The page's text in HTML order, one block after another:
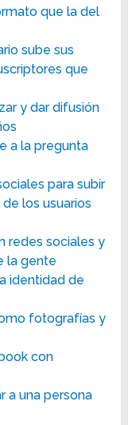
que la del
sube sus
que
y dar difusión
a la pregunta
para subir
los usuarios
redes sociales y
la gente
identidad de
fotografías y
con
a una persona